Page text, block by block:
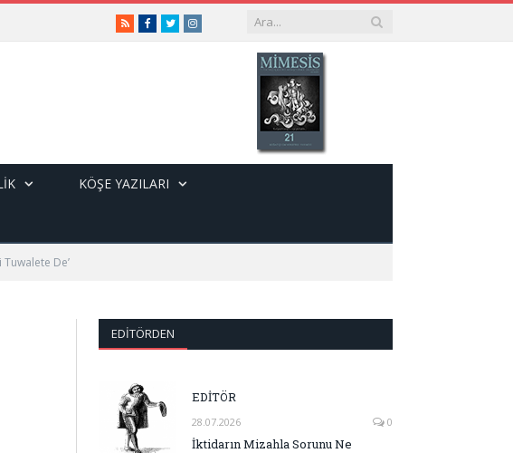
RSSFacebook
TwitterInstagram
KÖŞE YAZILARI
Tuwalete De’
EDITÖRDEN
EDİTÖR
28.07.2026 0
İktidarın Mizahla Sorunu Ne